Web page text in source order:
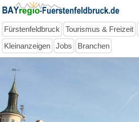
Fürstenfeldbruck Tourismus & Freizeit
Kleinanzeigen
Jobs Branchen